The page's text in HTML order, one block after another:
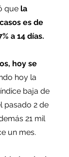
que la
es de
a 14 días.
hoy se
hoy la
baja de
pasado 2 de
21 mil
un mes.